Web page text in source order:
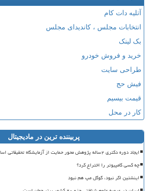
آتلیه دات کام
انتخابات مجلس ، کاندیدای مجلس
بک لینک
خرید و فروش خودرو
طراحی سایت
فیش حج
قیمت بیسیم
کار در محل
پربیننده ترین در مادیجیتال
ایجاد دوره دکتری ۲ساله پژوهش محور حمایت از آزمایشگاه تحقیقاتی اساتید
چه کسی کامپیوتر را اختراع کرد؟
اینشتین اگر نبود، گوگل مپ هم نبود